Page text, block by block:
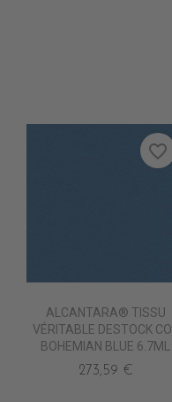
ALCANTARA® TISSU
VÉRITABLE DESTOCK COL
BOHEMIAN BLUE 6.7ML
273,59 €
favorite_border